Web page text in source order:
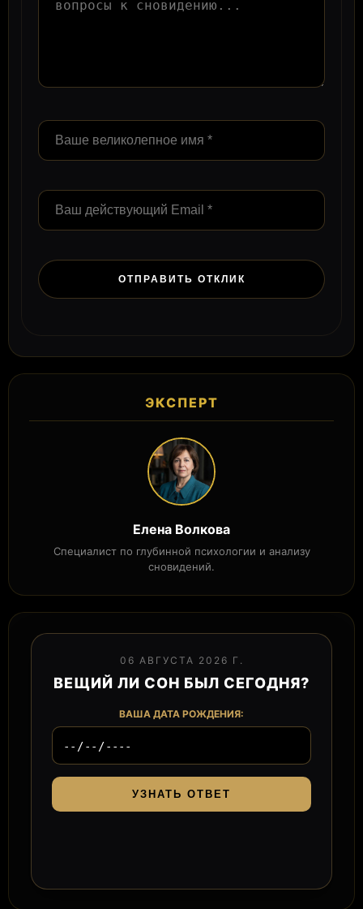
ЭКСПЕРТ
Елена Волкова
Специалист по глубинной психологии и анализу
сновидений.
06 АВГУСТА 2026 Г.
ВЕЩИЙ ЛИ СОН БЫЛ СЕГОДНЯ?
ВАША ДАТА РОЖДЕНИЯ:
УЗНАТЬ ОТВЕТ